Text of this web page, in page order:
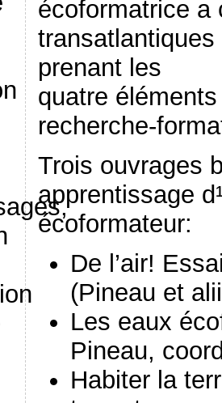
écoformatrice a
prenant les
quatre
recherche-
Trois ouvrages
apprentissage
écoformateur:
De l’air!
(Pineau et
Les eaux
Pineau,
Habiter la